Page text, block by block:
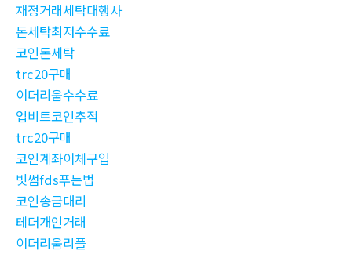
재정거래세탁대행사
돈세탁최저수수료
코인돈세탁
trc20구매
이더리움수수료
업비트코인추적
trc20구매
코인계좌이체구입
빗썸fds푸는법
코인송금대리
테더개인거래
이더리움리플